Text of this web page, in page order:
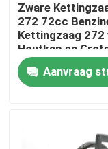
Thuis
Zware
272 72cc
Kettingzaag 272
Houtkap en
Boom Snoei
Aanvraag